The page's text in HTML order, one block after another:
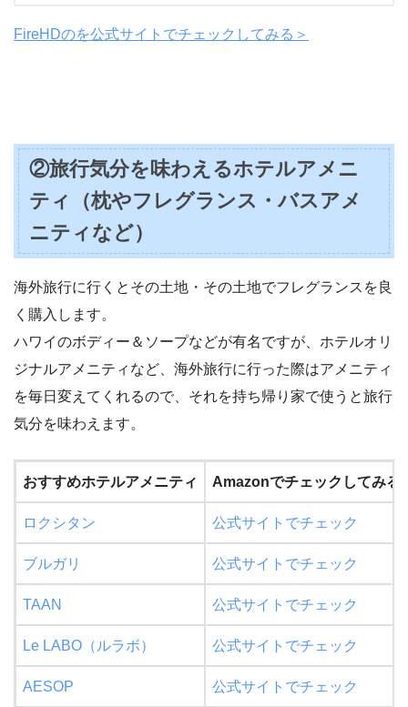
FireHDのを公式サイトでチェックしてみる＞
②旅行気分を味わえるホテルアメニ
ティ（枕やフレグランス・バスアメ
ニティなど）
海外旅行に行くとその土地・その土地でフレグランスを良
く購入します。
ハワイのボディー＆ソープなどが有名ですが、ホテルオリ
ジナルアメニティなど、海外旅行に行った際はアメニティ
を毎日変えてくれるので、それを持ち帰り家で使うと旅行
気分を味わえます。
おすすめホテルアメニティ Amazonでチェックしてみる
ロクシタン 公式サイトでチェック
ブルガリ 公式サイトでチェック
TAAN 公式サイトでチェック
Le LABO（ルラボ） 公式サイトでチェック
AESOP 公式サイトでチェック